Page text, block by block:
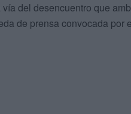
vía del desencuentro que
de prensa convocada